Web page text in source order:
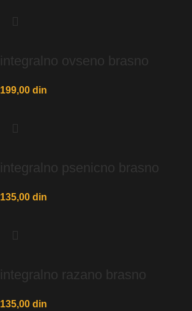
integralno ovseno brasno
199,00 din
integralno psenicno brasno
135,00 din
integralno razano brasno
135,00 din